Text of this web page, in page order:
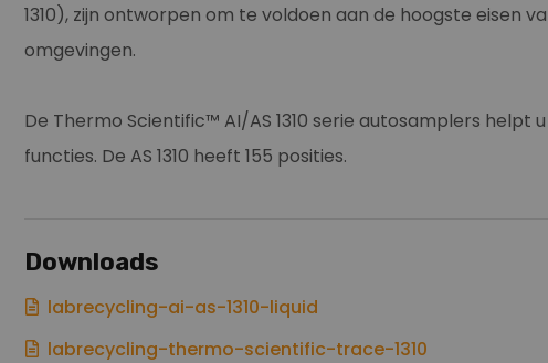
1310), zijn ontworpen om te voldoen aan de hoogste eisen
omgevingen.
De Thermo Scientific™ AI/AS 1310 serie autosamplers
functies. De AS 1310 heeft 155 posities.
Downloads
labrecycling-ai-as-1310-liquid
labrecycling-thermo-scientific-trace-1310